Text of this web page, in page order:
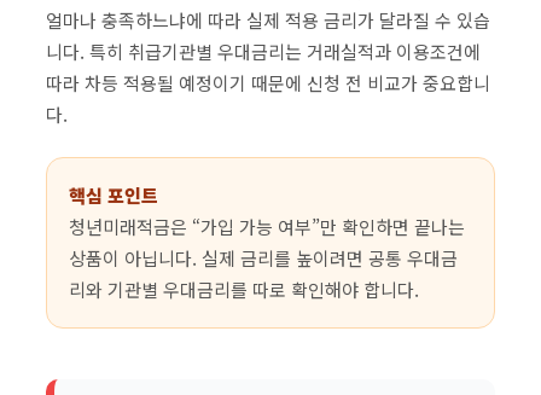
얼마나 충족하느냐에 따라 실제 적용 금리가 달라질 수 있습
니다. 특히 취급기관별 우대금리는 거래실적과 이용조건에
따라 차등 적용될 예정이기 때문에 신청 전 비교가 중요합니
다.
핵심 포인트
청년미래적금은 “가입 가능 여부”만 확인하면 끝나는
상품이 아닙니다. 실제 금리를 높이려면 공통 우대금
리와 기관별 우대금리를 따로 확인해야 합니다.